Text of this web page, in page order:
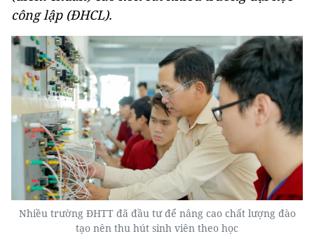
công lập (ĐHCL).
Nhiều trường ĐHTT đã đầu tư để nâng cao chất lượng đào
tạo nên thu hút sinh viên theo học